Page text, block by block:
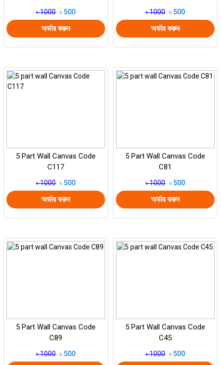
৳ 1000 ৳ 500
অর্ডার করুন
৳ 1000 ৳ 500
অর্ডার করুন
5 Part Wall Canvas Code
C117
৳ 1000 ৳ 500
অর্ডার করুন
5 Part Wall Canvas Code
C81
৳ 1000 ৳ 500
অর্ডার করুন
5 Part Wall Canvas Code
C89
৳ 1000 ৳ 500
5 Part Wall Canvas Code
C45
৳ 1000 ৳ 500